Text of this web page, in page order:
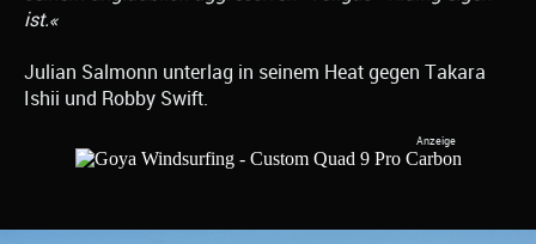
ist.«
Julian Salmonn unterlag in seinem Heat gegen Takara
Ishii und Robby Swift.